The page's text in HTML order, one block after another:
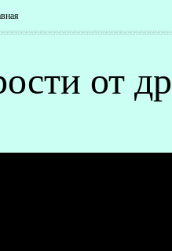
от